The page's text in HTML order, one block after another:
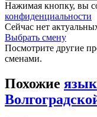
Нажимая кнопку, вы
конфиденциальности
Сейчас нет
Выбрать смену
Посмотрите другие
сменами.
Похожие